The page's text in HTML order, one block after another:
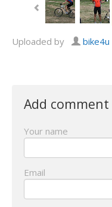
Uploaded by bike4u
Add comment
Your name
Email